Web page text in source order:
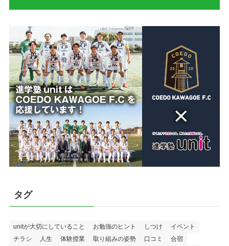
タグ
unitが大切にしていること お勉強のヒント しつけ
イベント
チラシ
人生 体験授業 取り組みの姿勢 口コミ
合宿